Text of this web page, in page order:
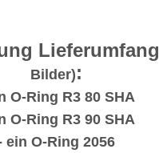
Lieferumfang
Bilder):
O-Ring R3 80 SHA
O-Ring R3 90 SHA
ein O-Ring 2056